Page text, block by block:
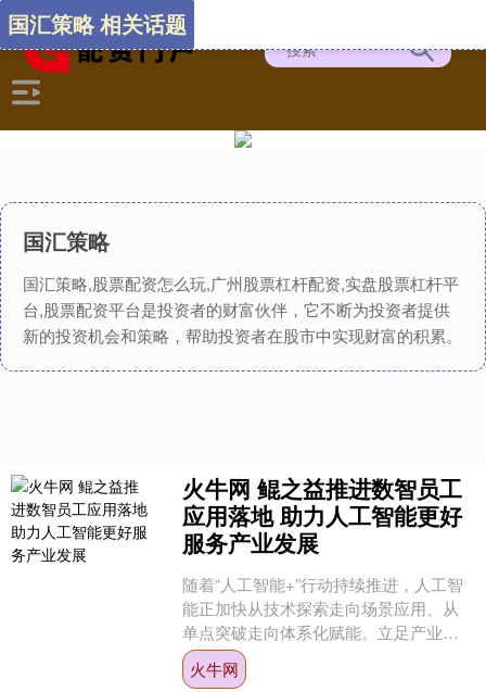
国汇策略
国汇策略,股票配资怎么玩,广州股票杠杆配资,实盘股票杠杆平
台,股票配资平台是投资者的财富伙伴，它不断为投资者提供
新的投资机会和策略，帮助投资者在股市中实现财富的积累。
国汇策略 相关话题
火牛网 鲲之益推进数智员工
应用落地 助力人工智能更好
服务产业发展
随着“人工智能+”行动持续推进，人工智
能正加快从技术探索走向场景应用、从
单点突破走向体系化赋能。立足产业实
际需求，上海鲲之益人工智能科技有限
公司围绕数智员工、行....
火牛网